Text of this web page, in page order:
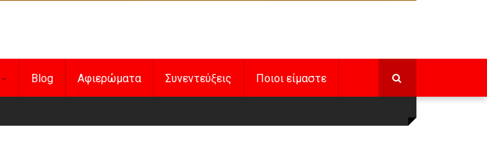
Blog Αφιερώματα Συνεντεύξεις Ποιοι είμαστε